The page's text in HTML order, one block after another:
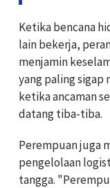
Ketika bencana
lain bekerja,
menjamin
yang paling
ketika ancaman
datang tiba-tiba.
Perempuan juga
pengelolaan
tangga.